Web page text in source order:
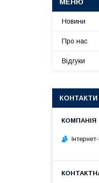
Новини
Про нас
Відгуки
КОНТАКТИ